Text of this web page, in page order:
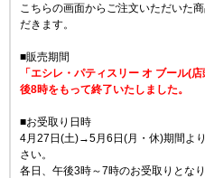
こちらの画面からご注文いただいた
だきます。
■販売期間
「エシレ・パティスリー オ ブール(
後8時をもって終了いたしました。
■お受取り日時
4月27日(土)→5月6日(月・休)期間よ
さい。
各日、午後3時～7時のお受取りとなり